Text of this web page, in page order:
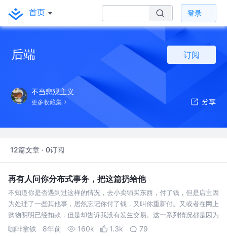
首页 登录
后端 订阅
不当悲观主义
更多收藏集
12篇文章 · 0订阅
再有人问你分布式事务，把这篇扔给他
不知道你是否遇到过这样的情况，去小卖铺买东西，付了钱，但是店主因
为处理了一些其他事，居然忘记你付了钱，又叫你重新付。又或者在网上
购物明明已经扣款，但是却告诉我没有发生交易。这一系列情况都是因为
没有事务导致的。这说明了事务在生活中的一些重要性。有了事务，你去
咖啡拿铁 8年前 160k 1.3k 79